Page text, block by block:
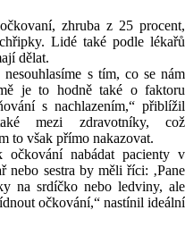
zhruba z 25 procent,
Lidé také podle lékařů
dělat.
s tím, co se nám
je to hodně také o faktoru
s nachlazením,“ přiblížil
mezi zdravotníky, což
to však přímo nakazovat.
nabádat pacienty v
nebo sestra by měli říci: ‚Pane
na srdíčko nebo ledviny, ale
očkování,“ nastínil ideální